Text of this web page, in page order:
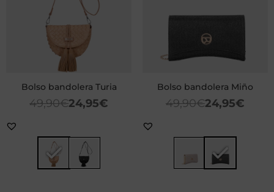
Bolso bandolera Turia
49,90€24,95€
Bolso bandolera Miño
49,90€24,95€